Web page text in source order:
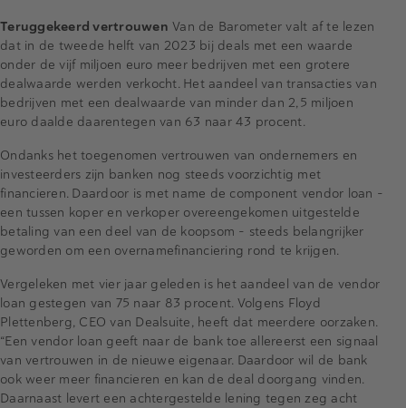
Teruggekeerd vertrouwen Van de Barometer valt af te lezen
dat in de tweede helft van 2023 bij deals met een waarde
onder de vijf miljoen euro meer bedrijven met een grotere
dealwaarde werden verkocht. Het aandeel van transacties van
bedrijven met een dealwaarde van minder dan 2,5 miljoen
euro daalde daarentegen van 63 naar 43 procent.
Ondanks het toegenomen vertrouwen van ondernemers en
investeerders zijn banken nog steeds voorzichtig met
financieren. Daardoor is met name de component vendor loan -
een tussen koper en verkoper overeengekomen uitgestelde
betaling van een deel van de koopsom - steeds belangrijker
geworden om een overnamefinanciering rond te krijgen.
Vergeleken met vier jaar geleden is het aandeel van de vendor
loan gestegen van 75 naar 83 procent. Volgens Floyd
Plettenberg, CEO van Dealsuite, heeft dat meerdere oorzaken.
“Een vendor loan geeft naar de bank toe allereerst een signaal
van vertrouwen in de nieuwe eigenaar. Daardoor wil de bank
ook weer meer financieren en kan de deal doorgang vinden.
Daarnaast levert een achtergestelde lening tegen zeg acht